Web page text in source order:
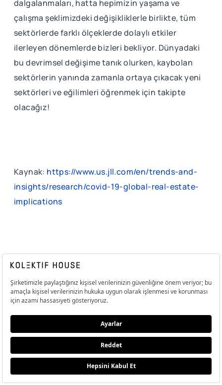
dalgalanmaları, hatta hepimizin yaşama ve
çalışma şeklimizdeki değişikliklerle birlikte, tüm
sektörlerde farklı ölçeklerde dolaylı etkiler
ilerleyen dönemlerde bizleri bekliyor. Dünyadaki
bu devrimsel değişime tanık olurken, kaybolan
sektörlerin yanında zamanla ortaya çıkacak yeni
sektörleri ve eğilimleri öğrenmek için takipte
olacağız!
Kaynak: https://www.us.jll.com/en/trends-and-
insights/research/covid-19-global-real-estate-
implications